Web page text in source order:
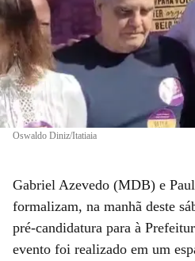
Oswaldo Diniz/Itatiaia
Gabriel Azevedo (MDB) e
formalizam, na manhã deste
pré-candidatura para à
evento foi realizado em um